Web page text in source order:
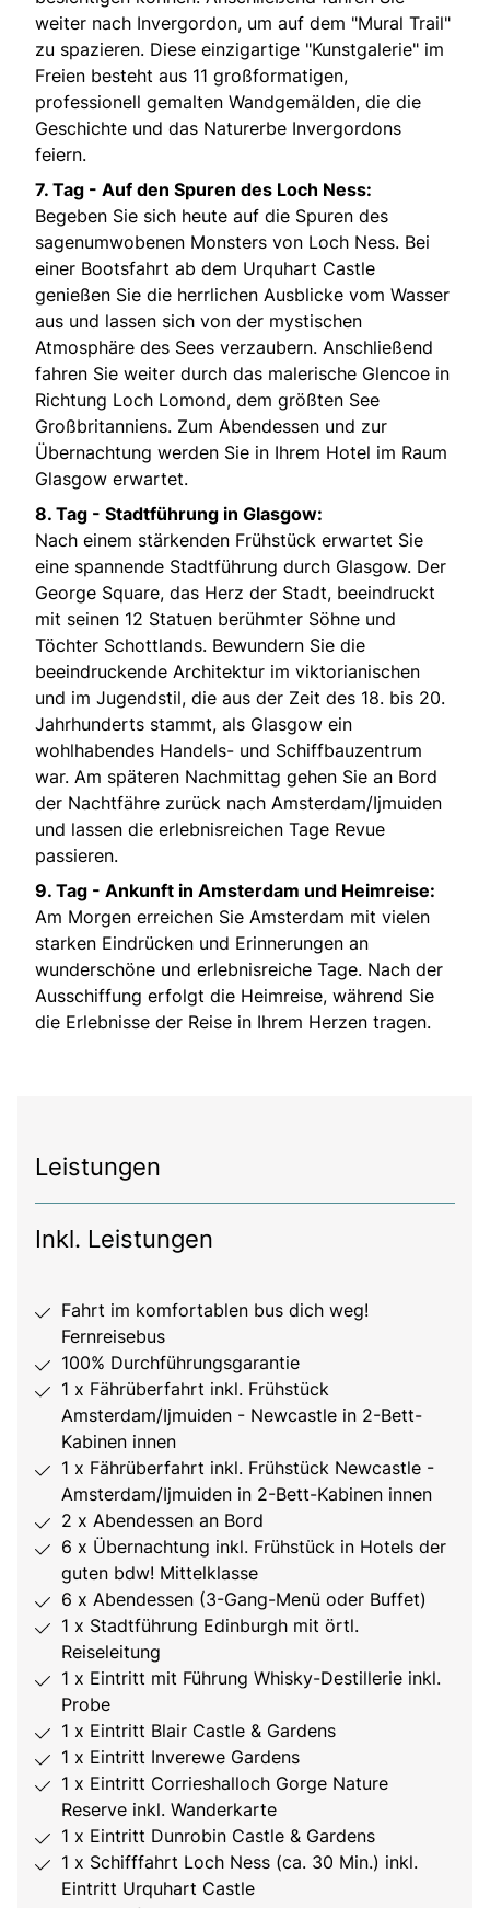
weiter nach Invergordon, um auf dem "Mural Trail"
zu spazieren. Diese einzigartige "Kunstgalerie" im
Freien besteht aus 11 großformatigen,
professionell gemalten Wandgemälden, die die
Geschichte und das Naturerbe Invergordons
feiern.
7. Tag - Auf den Spuren des Loch Ness:
Begeben Sie sich heute auf die Spuren des
sagenumwobenen Monsters von Loch Ness. Bei
einer Bootsfahrt ab dem Urquhart Castle
genießen Sie die herrlichen Ausblicke vom Wasser
aus und lassen sich von der mystischen
Atmosphäre des Sees verzaubern. Anschließend
fahren Sie weiter durch das malerische Glencoe in
Richtung Loch Lomond, dem größten See
Großbritanniens. Zum Abendessen und zur
Übernachtung werden Sie in Ihrem Hotel im Raum
Glasgow erwartet.
8. Tag - Stadtführung in Glasgow:
Nach einem stärkenden Frühstück erwartet Sie
eine spannende Stadtführung durch Glasgow. Der
George Square, das Herz der Stadt, beeindruckt
mit seinen 12 Statuen berühmter Söhne und
Töchter Schottlands. Bewundern Sie die
beeindruckende Architektur im viktorianischen
und im Jugendstil, die aus der Zeit des 18. bis 20.
Jahrhunderts stammt, als Glasgow ein
wohlhabendes Handels- und Schiffbauzentrum
war. Am späteren Nachmittag gehen Sie an Bord
der Nachtfähre zurück nach Amsterdam/Ijmuiden
und lassen die erlebnisreichen Tage Revue
passieren.
9. Tag - Ankunft in Amsterdam und Heimreise:
Am Morgen erreichen Sie Amsterdam mit vielen
starken Eindrücken und Erinnerungen an
wunderschöne und erlebnisreiche Tage. Nach der
Ausschiffung erfolgt die Heimreise, während Sie
die Erlebnisse der Reise in Ihrem Herzen tragen.
Leistungen
Inkl. Leistungen
Fahrt im komfortablen bus dich weg!
Fernreisebus
100% Durchführungsgarantie
1 x Fährüberfahrt inkl. Frühstück
Amsterdam/Ijmuiden - Newcastle in 2-Bett-
Kabinen innen
1 x Fährüberfahrt inkl. Frühstück Newcastle -
Amsterdam/Ijmuiden in 2-Bett-Kabinen innen
2 x Abendessen an Bord
6 x Übernachtung inkl. Frühstück in Hotels der
guten bdw! Mittelklasse
6 x Abendessen (3-Gang-Menü oder Buffet)
1 x Stadtführung Edinburgh mit örtl.
Reiseleitung
1 x Eintritt mit Führung Whisky-Destillerie inkl.
Probe
1 x Eintritt Blair Castle & Gardens
1 x Eintritt Inverewe Gardens
1 x Eintritt Corrieshalloch Gorge Nature
Reserve inkl. Wanderkarte
1 x Eintritt Dunrobin Castle & Gardens
1 x Schifffahrt Loch Ness (ca. 30 Min.) inkl.
Eintritt Urquhart Castle